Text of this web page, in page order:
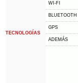
TECNOLOGÍAS
WI-FI
BLUETOOTH
GPS
ADEMÁS